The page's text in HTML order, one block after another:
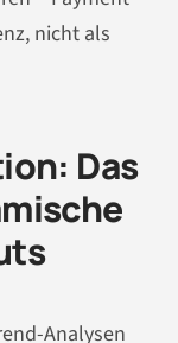
nicht als
Das
Analysen